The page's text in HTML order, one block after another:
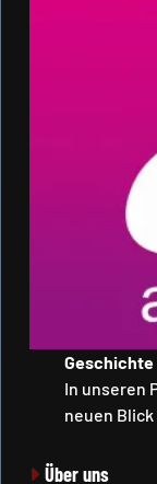
Geschichte
In unseren
neuen
Über uns